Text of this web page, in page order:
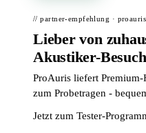
// partner-empfehlung · proauris
Lieber von
Akustiker-
ProAuris liefert Premium-
zum Probetragen -
Jetzt zum Tester-